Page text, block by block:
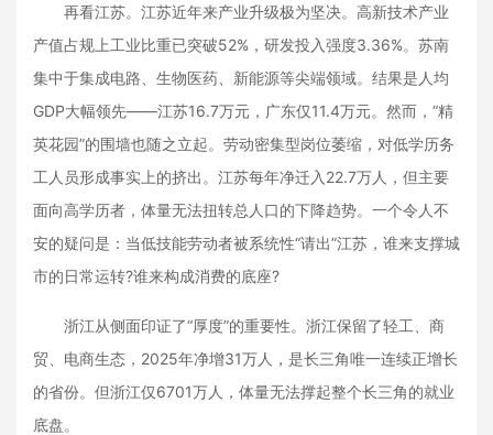
再看江苏。江苏近年来产业升级极为坚决。高新技术产业
产值占规上工业比重已突破52%，研发投入强度3.36%。苏南
集中于集成电路、生物医药、新能源等尖端领域。结果是人均
GDP大幅领先——江苏16.7万元，广东仅11.4万元。然而，“精
英花园”的围墙也随之立起。劳动密集型岗位萎缩，对低学历务
工人员形成事实上的挤出。江苏每年净迁入22.7万人，但主要
面向高学历者，体量无法扭转总人口的下降趋势。一个令人不
安的疑问是：当低技能劳动者被系统性“请出”江苏，谁来支撑城
市的日常运转?谁来构成消费的底座?
浙江从侧面印证了“厚度”的重要性。浙江保留了轻工、商
贸、电商生态，2025年净增31万人，是长三角唯一连续正增长
的省份。但浙江仅6701万人，体量无法撑起整个长三角的就业
底盘。